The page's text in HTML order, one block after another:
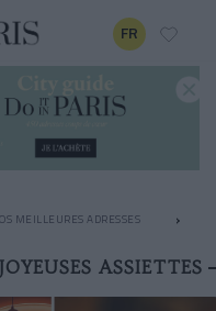
FR
MEILLEURES ADRESSES
ASSIETTES